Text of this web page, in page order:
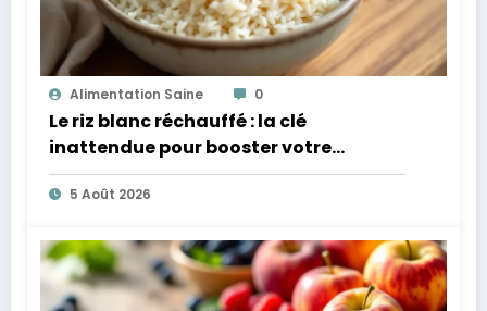
Alimentation Saine 0
Le riz blanc réchauffé : la clé
inattendue pour booster votre
microbiote
5 Août 2026